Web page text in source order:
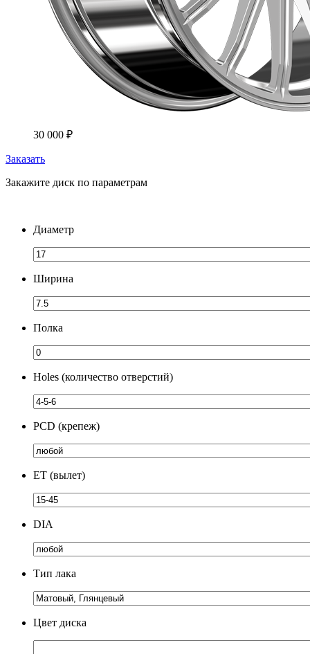
30 000 ₽
Заказать
Закажите диск по параметрам
Диаметр
Ширина
Полка
Holes (количество отверстий)
PCD (крепеж)
ЕТ (вылет)
DIA
Тип лака
Цвет диска